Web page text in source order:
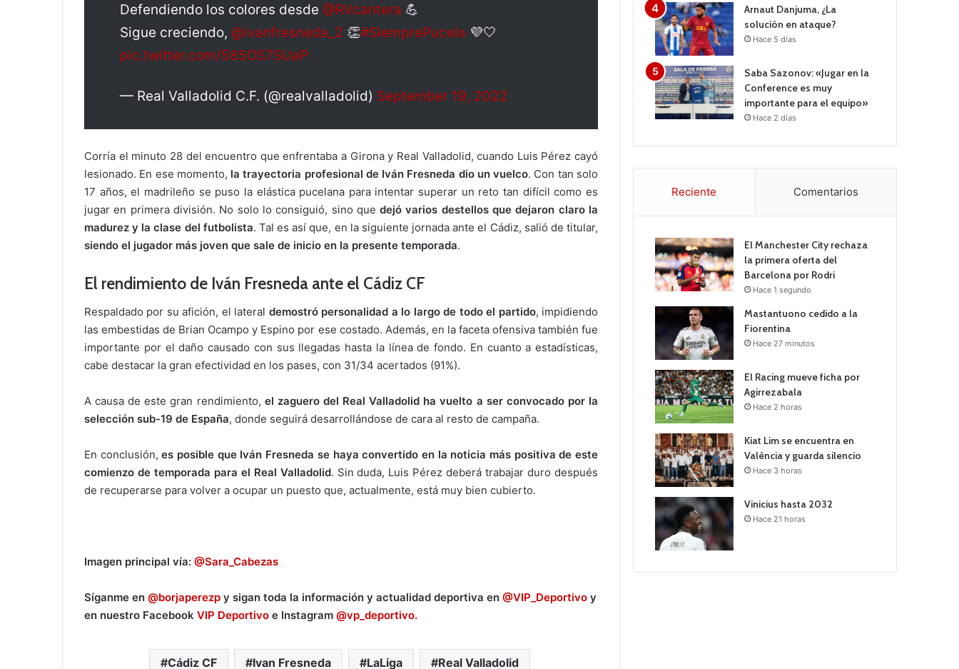
Defendiendo los colores desde @RVcantera 💪
Sigue creciendo, @ivanfresneda_2 👏#SiemprePucela 💜🤍
pic.twitter.com/585OS7SUaP
— Real Valladolid C.F. (@realvalladolid) September 19, 2022
Corría el minuto 28 del encuentro que enfrentaba a Girona y Real Valladolid, cuando Luis Pérez cayó
lesionado. En ese momento, la trayectoria profesional de Iván Fresneda dio un vuelco. Con tan solo
17 años, el madrileño se puso la elástica pucelana para intentar superar un reto tan difícil como es
jugar en primera división. No solo lo consiguió, sino quedejó varios destellos que dejaron claro la
madurez y la clase del futbolista. Tal es así que, en la siguiente jornada ante el Cádiz, salió de titular,
siendo el jugador más joven que sale de inicio en la presente temporada.
El rendimiento de Iván Fresneda ante el Cádiz CF
Respaldado por su afición, el lateral demostró personalidad a lo largo de todo el partido, impidiendo
las embestidas de Brian Ocampo y Espino por ese costado. Además, en la faceta ofensiva también fue
importante por el daño causado con sus llegadas hasta la línea de fondo. En cuanto a estadísticas,
cabe destacar la gran efectividad en los pases, con 31/34 acertados (91%).
A causa de este gran rendimiento, el zaguero del Real Valladolid ha vuelto a ser convocado por la
selección sub-19 de España, donde seguirá desarrollándose de cara al resto de campaña.
En conclusión,es posible que Iván Fresneda se haya convertido en la noticia más positiva de este
comienzo de temporada para el Real Valladolid. Sin duda, Luis Pérez deberá trabajar duro después
de recuperarse para volver a ocupar un puesto que, actualmente, está muy bien cubierto.
Imagen principal vía: @Sara_Cabezas
Síganme en @borjaperezp y sigan toda la información y actualidad deportiva en @VIP_Deportivo y
en nuestro Facebook VIP Deportivo e Instagram @vp_deportivo.
Cádiz CF Ivan Fresneda LaLiga Real Valladolid
Arnaut Danjuma, ¿La
solución en ataque?
Hace 5 días
Saba Sazonov: «Jugar en la
Conference es muy
importante para el equipo»
Hace 2 días
Reciente Comentarios
El Manchester City rechaza
la primera oferta del
Barcelona por Rodri
Hace 1 segundo
Mastantuono cedido a la
Fiorentina
Hace 27 minutos
El Racing mueve ficha por
Agirrezabala
Hace 2 horas
Kiat Lim se encuentra en
València y guarda silencio
Hace 3 horas
Vinicius hasta 2032
Hace 21 horas